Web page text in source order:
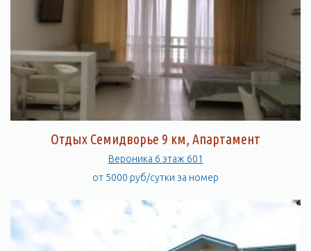
Отдых Семидворье 9 км, Апартамент
Вероника 6 этаж 601
от 5000 руб/сутки за номер